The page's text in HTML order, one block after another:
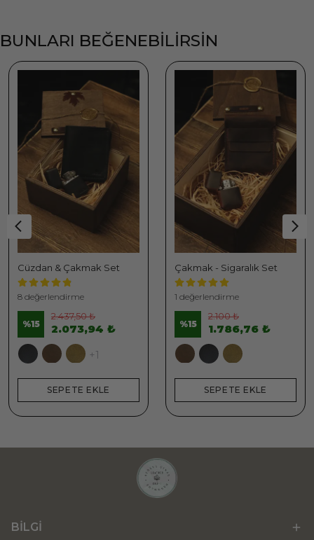
BUNLARI BEĞENEBİLİRSİN
Cüzdan & Çakmak Set
8 değerlendirme
%15
2.437,50 ₺
2.073,94 ₺
+1
SEPETE EKLE
Çakmak - Sigaralık Set
1 değerlendirme
%15
2.100 ₺
1.786,76 ₺
SEPETE EKLE
BİLGİ